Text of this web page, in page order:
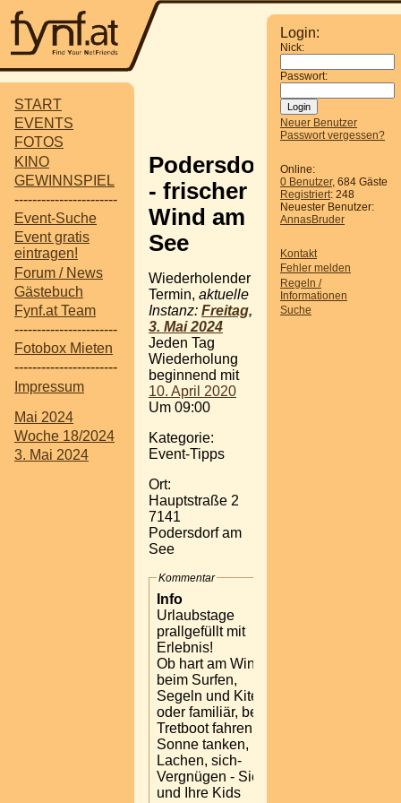
START
EVENTS
FOTOS
KINO
GEWINNSPIEL
-----------------------
Event-Suche
Event gratis
eintragen!
Forum / News
Gästebuch
Fynf.at Team
-----------------------
Fotobox Mieten
-----------------------
Impressum
Mai 2024
Woche 18/2024
3. Mai 2024
Login:
Nick:
Passwort:
Neuer Benutzer
Passwort vergessen?
Online:
0 Benutzer, 684 Gäste
Registriert: 248
Neuester Benutzer:
AnnasBruder
Kontakt
Fehler melden
Regeln /
Informationen
Suche
Podersdorf
- frischer
Wind am
See
Wiederholender
Termin, aktuelle
Instanz: Freitag,
3. Mai 2024
Jeden Tag
Wiederholung
beginnend mit
10. April 2020
Um 09:00
Kategorie:
Event-Tipps
Ort:
Hauptstraße 2
7141
Podersdorf am
See
Kommentar
Info
Urlaubstage
prallgefüllt mit
Erlebnis!
Ob hart am Wind,
beim Surfen,
Segeln und Kiten
oder familiär, beim
Tretboot fahren,
Sonne tanken,
Lachen, sich-
Vergnügen - Sie
und Ihre Kids